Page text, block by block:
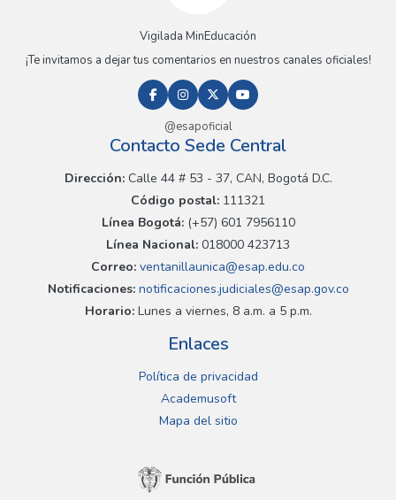
Vigilada MinEducación
¡Te invitamos a dejar tus comentarios en nuestros canales oficiales!
@esapoficial
Contacto Sede Central
Dirección:Calle 44 # 53 - 37, CAN, Bogotá D.C.
Código postal: 111321
Línea Bogotá:(+57) 601 7956110
Línea Nacional: 018000 423713
Correo: ventanillaunica@esap.edu.co
Notificaciones:notificaciones.judiciales@esap.gov.co
Horario:Lunes a viernes, 8 a.m. a 5 p.m.
Enlaces
Política de privacidad
Academusoft
Mapa del sitio